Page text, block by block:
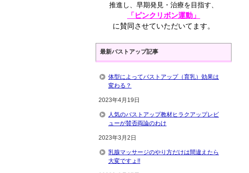
推進し、早期発見・治療を目指す、
「ピンクリボン運動」
に賛同させていただいてます。
最新バストアップ記事
体型によってバストアップ（育乳）効果は
変わる？
2023年4月19日
人気のバストアップ教材ヒラクアップレビ
ューが賛否両論のわけ
2023年3月2日
乳腺マッサージのやり方だけは間違えたら
大変ですょ!!